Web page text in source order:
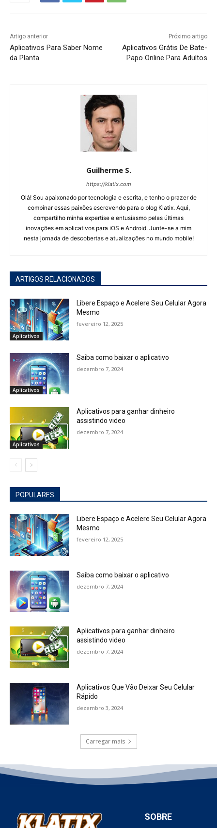
Artigo anterior
Aplicativos Para Saber Nome
da Planta
Próximo artigo
Aplicativos Grátis De Bate-
Papo Online Para Adultos
Guilherme S.
https://klatix.com
Olá! Sou apaixonado por tecnologia e escrita, e tenho o prazer de
combinar essas paixões escrevendo para o blog Klatix. Aqui,
compartilho minha expertise e entusiasmo pelas últimas
inovações em aplicativos para iOS e Android. Junte-se a mim
nesta jornada de descobertas e atualizações no mundo mobile!
ARTIGOS RELACIONADOS
Aplicativos
Libere Espaço e Acelere Seu Celular Agora
Mesmo
fevereiro 12, 2025
Aplicativos
Saiba como baixar o aplicativo
dezembro 7, 2024
Aplicativos
Aplicativos para ganhar dinheiro
assistindo video
dezembro 7, 2024
POPULARES
Libere Espaço e Acelere Seu Celular Agora
Mesmo
fevereiro 12, 2025
Saiba como baixar o aplicativo
dezembro 7, 2024
Aplicativos para ganhar dinheiro
assistindo video
dezembro 7, 2024
Aplicativos Que Vão Deixar Seu Celular
Rápido
dezembro 3, 2024
Carregar mais
SOBRE